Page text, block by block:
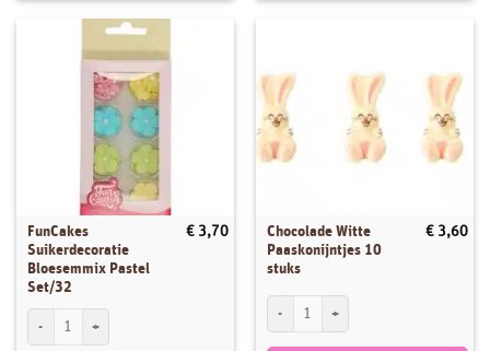
FunCakes
Suikerdecoratie
Bloesemmix Pastel
Set/32
€ 3,70
FunCakes Suikerdecoratie Bloesemmix Pastel Set/32 aantal
Chocolade Witte
Paaskonijntjes 10
stuks
€ 3,60
Chocolade Witte Paaskonijntjes 10